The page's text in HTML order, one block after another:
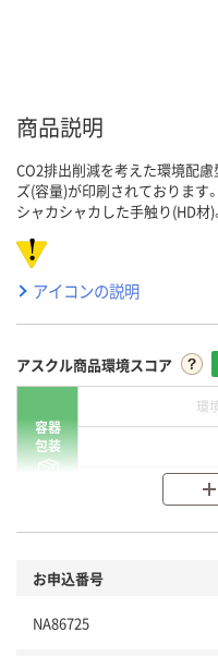
商品説明
CO2排出削減を考えた環境配
ズ(容量)が印刷されております
シャカシャカした手触り(HD材)
アイコンの説明
アスクル商品環境スコア
容器
包装
環
分別
本体
お申込番号
NA86725